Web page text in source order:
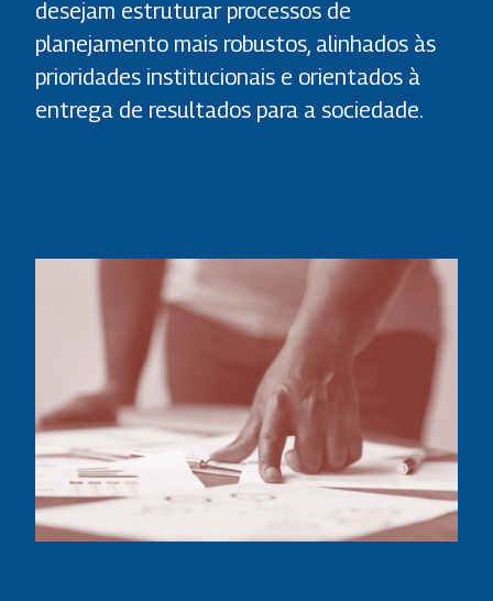
desejam estruturar processos de
planejamento mais robustos, alinhados às
prioridades institucionais e orientados à
entrega de resultados para a sociedade.